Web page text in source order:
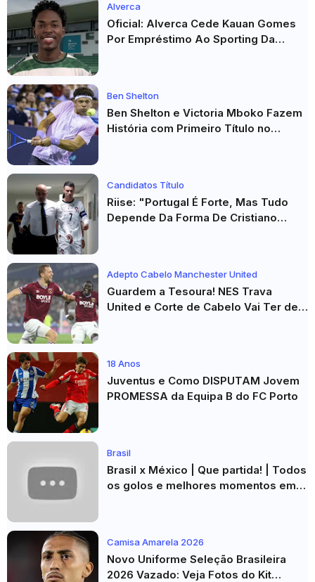
Alverca
Oficial: Alverca Cede Kauan Gomes
Por Empréstimo Ao Sporting Da
Ben Shelton
Ben Shelton e Victoria Mboko Fazem
História com Primeiro Título no
Candidatos Título
Riise: "Portugal É Forte, Mas Tudo
Depende Da Forma De Cristiano
Adepto Cabelo Manchester United
Guardem a Tesoura! NES Trava
United e Corte de Cabelo Vai Ter de
18 Anos
Juventus e Como DISPUTAM Jovem
PROMESSA da Equipa B do FC Porto
Brasil
Brasil x México | Que partida! | Todos
os golos e melhores momentos em
Camisa Amarela 2026
Novo Uniforme Seleção Brasileira
2026 Vazado: Veja Fotos do Kit